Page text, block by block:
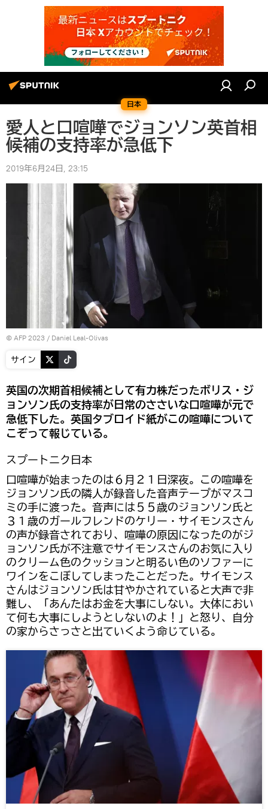
日本
愛人と口喧嘩でジョンソン英首相
候補の支持率が急低下
2019年6月24日, 23:15
© AFP 2023 / Daniel Leal-Olivas
サイン
英国の次期首相候補として有力株だったボリス・ジ
ョンソン氏の支持率が日常のささいな口喧嘩が元で
急低下した。英国タブロイド紙がこの喧嘩について
こぞって報じている。
スプートニク日本
口喧嘩が始まったのは６月２１日深夜。この喧嘩を
ジョンソン氏の隣人が録音した音声テープがマスコ
ミの手に渡った。音声には５５歳のジョンソン氏と
３１歳のガールフレンドのケリー・サイモンスさん
の声が録音されており、喧嘩の原因になったのがジ
ョンソン氏が不注意でサイモンスさんのお気に入り
のクリーム色のクッションと明るい色のソファーに
ワインをこぼしてしまったことだった。サイモンス
さんはジョンソン氏は甘やかされていると大声で非
難し、「あんたはお金を大事にしない。大体におい
て何も大事にしようとしないのよ！」と怒り、自分
の家からさっさと出ていくよう命じている。